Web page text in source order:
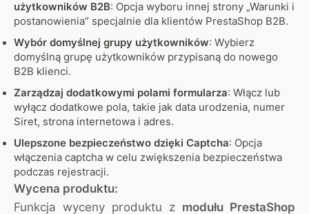
użytkowników B2B: Opcja wyboru innej strony „Warunki i
postanowienia” specjalnie dla klientów PrestaShop B2B.
Wybór domyślnej grupy użytkowników: Wybierz
domyślną grupę użytkowników przypisaną do nowego
B2B klienci.
Zarządzaj dodatkowymi polami formularza: Włącz lub
wyłącz dodatkowe pola, takie jak data urodzenia, numer
Siret, strona internetowa i adres.
Ulepszone bezpieczeństwo dzięki Captcha: Opcja
włączenia captcha w celu zwiększenia bezpieczeństwa
podczas rejestracji.
Wycena produktu:
Funkcja wyceny produktu z modułu PrestaShop